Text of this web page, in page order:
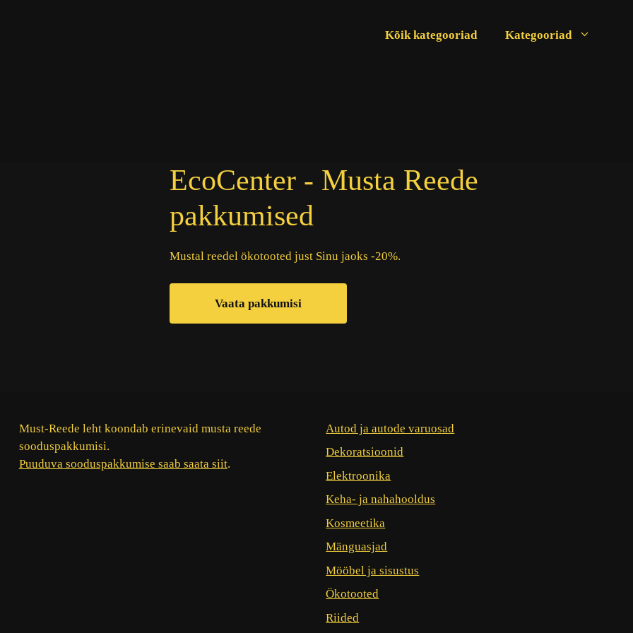
Kõik kategooriad Kategooriad
EcoCenter - Musta Reede
pakkumised
Mustal reedel ökotooted just Sinu jaoks -20%.
Vaata pakkumisi
Must-Reede leht koondab erinevaid musta reede
sooduspakkumisi.
Puuduva sooduspakkumise saab saata siit.
Autod ja autode varuosad
Dekoratsioonid
Elektroonika
Keha- ja nahahooldus
Kosmeetika
Mänguasjad
Mööbel ja sisustus
Ökotooted
Riided